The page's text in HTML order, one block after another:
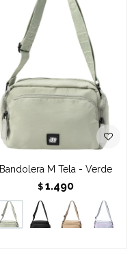
Bandolera M Tela - Verde
$ 1.490